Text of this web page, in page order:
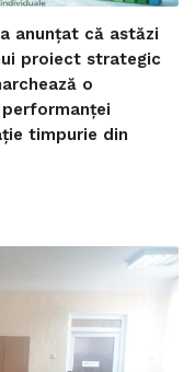
anunțat că astăzi
proiect strategic
o
timpurie din